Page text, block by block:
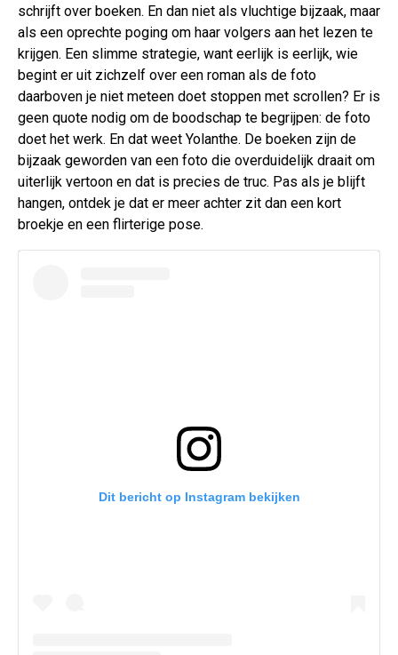
schrijft over boeken. En dan niet als vluchtige bijzaak, maar
als een oprechte poging om haar volgers aan het lezen te
krijgen. Een slimme strategie, want eerlijk is eerlijk, wie
begint er uit zichzelf over een roman als de foto
daarboven je niet meteen doet stoppen met scrollen? Er is
geen quote nodig om de boodschap te begrijpen: de foto
doet het werk. En dat weet Yolanthe. De boeken zijn de
bijzaak geworden van een foto die overduidelijk draait om
uiterlijk vertoon en dat is precies de truc. Pas als je blijft
hangen, ontdek je dat er meer achter zit dan een kort
broekje en een flirterige pose.
Dit bericht op Instagram bekijken